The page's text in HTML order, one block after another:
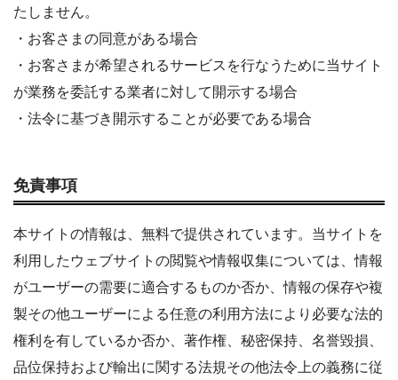
たしません。
・お客さまの同意がある場合
・お客さまが希望されるサービスを行なうために当サイト
が業務を委託する業者に対して開示する場合
・法令に基づき開示することが必要である場合
免責事項
本サイトの情報は、無料で提供されています。当サイトを
利用したウェブサイトの閲覧や情報収集については、情報
がユーザーの需要に適合するものか否か、情報の保存や複
製その他ユーザーによる任意の利用方法により必要な法的
権利を有しているか否か、著作権、秘密保持、名誉毀損、
品位保持および輸出に関する法規その他法令上の義務に従